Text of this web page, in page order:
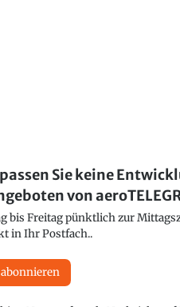
Sie keine
von
Freitag pünktlich zur
in Ihr Postfach..